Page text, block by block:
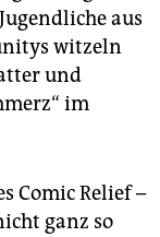
aus
witzeln
und
im
Comic Relief –
ganz so